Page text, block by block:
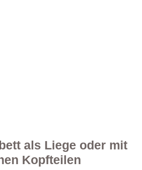
als Liege oder mit
Kopfteilen